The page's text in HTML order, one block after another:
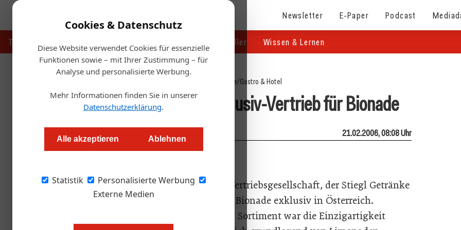
Cookies & Datenschutz
Diese Website verwendet Cookies für essenzielle
Funktionen sowie – mit Ihrer Zustimmung – für
Analyse und personalisierte Werbung.
Mehr Informationen finden Sie in unserer
Datenschutzerklärung.
Alle akzeptieren Ablehnen
Statistik
Personalisierte Werbung
Externe Medien
Newsletter E-Paper Podcast
Touristik Handel & Hersteller Wissen & Lernen
Startseite/Gastro & Hotel
Stiegl übernimmt Exklusiv-Vertrieb für Bionade
Redaktion.OEGZ 21.02.2006, 08:08 Uhr
Ab sofort vertreibt Stiegl mit ihrer Vertriebsgesellschaft, der Stiegl Getränke
& Service Gesellschaft (Stiegl GSG), Bionade exklusiv in Österreich.
Entscheidend für die Aufnahme ins Sortiment war die Einzigartigkeit